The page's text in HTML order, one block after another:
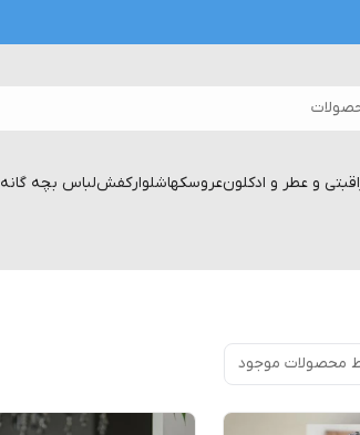
و عطر و ادکلونعروسکهاشلوارکفشلباس بچه گانه 2سال تا۱۷سال
محصولات موجود